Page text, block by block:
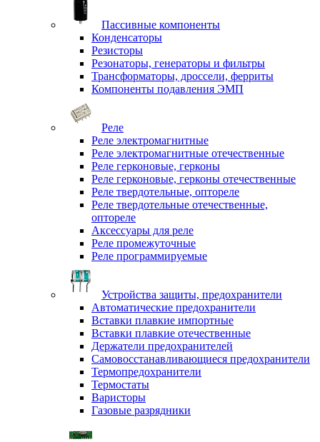
Пассивные компоненты
Конденсаторы
Резисторы
Резонаторы, генераторы и фильтры
Трансформаторы, дроссели, ферриты
Компоненты подавления ЭМП
Реле
Реле электромагнитные
Реле электромагнитные отечественные
Реле герконовые, герконы
Реле герконовые, герконы отечественные
Реле твердотельные, оптореле
Реле твердотельные отечественные,
оптореле
Аксессуары для реле
Реле промежуточные
Реле программируемые
Устройства защиты, предохранители
Автоматические предохранители
Вставки плавкие импортные
Вставки плавкие отечественные
Держатели предохранителей
Самовосстанавливающиеся предохранители
Термопредохранители
Термостаты
Варисторы
Газовые разрядники